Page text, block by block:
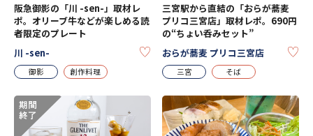
阪急御影の「川 -sen-」取材レ
ポ。オリーブ牛などが楽しめる読
者限定のプレート
川 -sen-
KEEP
御影 創作料理
三宮駅から直結の「おらが蕎麦
プリコ三宮店」取材レポ。690円
の“ちょい呑みセット”
おらが蕎麦 プリコ三宮店
三宮 そば